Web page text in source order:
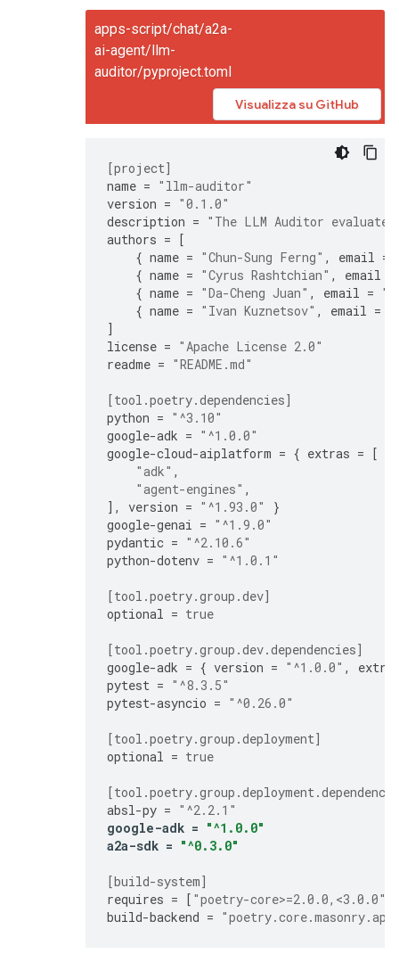
apps-script/chat/a2a-
ai-agent/llm-
auditor/pyproject.toml
Visualizza su GitHub
[project]
name = "llm-auditor"
version = "0.1.0"
description = "The LLM Auditor
authors =
[
{ name = "Chun-Sung Ferng" , email =
{ name = "Cyrus Rashtchian" , email
{ name = "Da-Cheng Juan" , email =
{ name = "Ivan Kuznetsov" , email =
]
license = "Apache License 2.0"
readme = "README.md"
[tool.poetry.dependencies]
python = "^3.10"
google-adk = "^1.0.0"
google-cloud-aiplatform = { extras =
[
"adk" ,
"agent-engines" ,
],
version = "^1.93.0"
}
google-genai = "^1.9.0"
pydantic = "^2.10.6"
python-dotenv = "^1.0.1"
[tool.poetry.group.dev]
optional = true
[tool.poetry.group.dev.dependencies]
google-adk = { version = "^1.0.0" ,
pytest = "^8.3.5"
pytest-asyncio = "^0.26.0"
[tool.poetry.group.deployment]
optional = true
absl-py = "^2.2.1"
google-adk = "^1.0.0"
a2a-sdk = "^0.3.0"
[build-system]
requires = [ "poetry-core>=2.0.0,<3.0.0"
build-backend =